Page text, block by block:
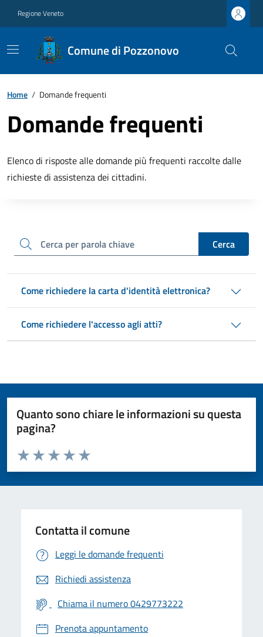
Regione Veneto
Comune di Pozzonovo
Home / Domande frequenti
Domande frequenti
Elenco di risposte alle domande più frequenti raccolte dalle
richieste di assistenza dei cittadini.
cerca Cerca
Come richiedere la carta d'identità elettronica?
Come richiedere l'accesso agli atti?
Quanto sono chiare le informazioni su questa
pagina?
Valuta da 1 a 5 stelle la pagina
Valuta 5 stelle su 5
Valuta 4 stelle su 5
Valuta 3 stelle su 5
Valuta 2 stelle su 5
Valuta 1 stelle su 5
Contatta il comune
Leggi le domande frequenti
Richiedi assistenza
Chiama il numero 0429773222
Prenota appuntamento